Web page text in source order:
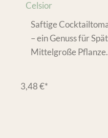
Celsior
Saftige
– ein Genuss für
Mittelgroße Pflanze.
3,48€*